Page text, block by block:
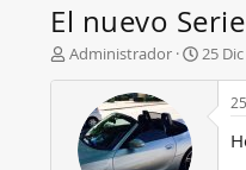
El nuevo
A
Administrador
F
h
25